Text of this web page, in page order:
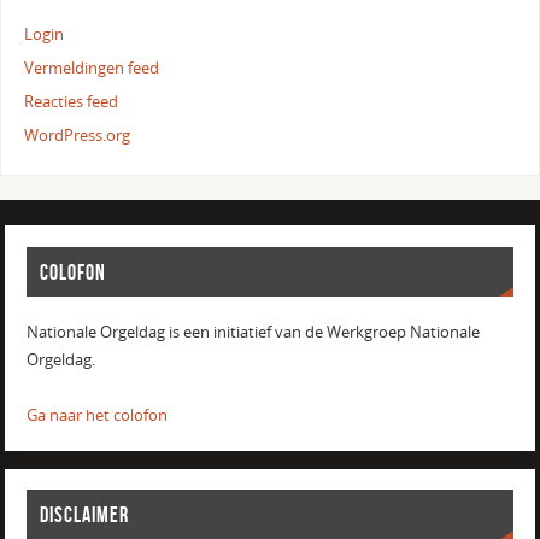
Login
Vermeldingen feed
Reacties feed
WordPress.org
COLOFON
Nationale Orgeldag is een initiatief van de Werkgroep Nationale
Orgeldag.
Ga naar het colofon
DISCLAIMER